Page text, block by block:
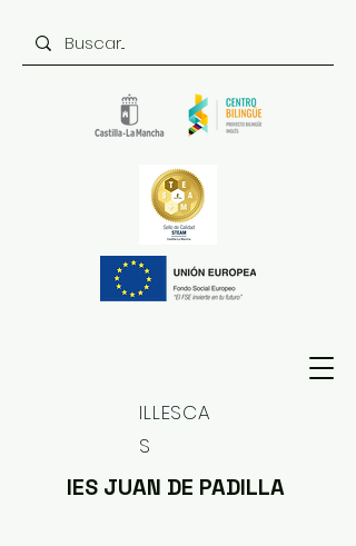
ILLESCA
S
IES JUAN DE PADILLA